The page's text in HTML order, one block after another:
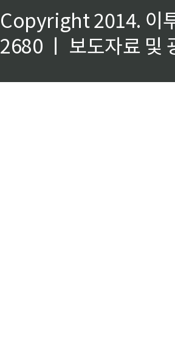
Copyright 2014. 이
2680 ㅣ 보도자료